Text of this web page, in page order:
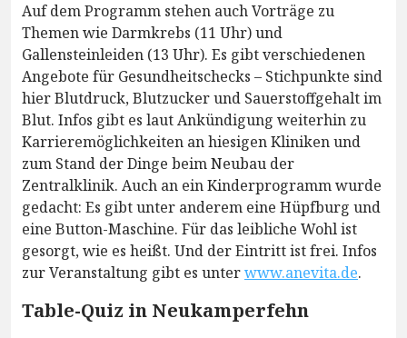
Auf dem Programm stehen auch Vorträge zu
Themen wie Darmkrebs (11 Uhr) und
Gallensteinleiden (13 Uhr). Es gibt verschiedenen
Angebote für Gesundheitschecks – Stichpunkte sind
hier Blutdruck, Blutzucker und Sauerstoffgehalt im
Blut. Infos gibt es laut Ankündigung weiterhin zu
Karrieremöglichkeiten an hiesigen Kliniken und
zum Stand der Dinge beim Neubau der
Zentralklinik. Auch an ein Kinderprogramm wurde
gedacht: Es gibt unter anderem eine Hüpfburg und
eine Button-Maschine. Für das leibliche Wohl ist
gesorgt, wie es heißt. Und der Eintritt ist frei. Infos
zur Veranstaltung gibt es unterwww.anevita.de.
Table-Quiz in Neukamperfehn